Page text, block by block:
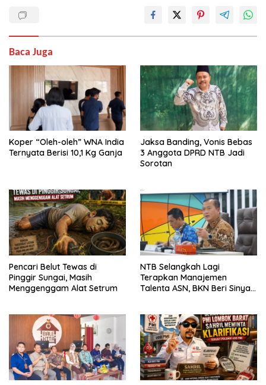
Baca Juga
Koper “Oleh-oleh” WNA India
Ternyata Berisi 10,1 Kg Ganja
Jaksa Banding, Vonis Bebas
3 Anggota DPRD NTB Jadi
Sorotan
Pencari Belut Tewas di
Pinggir Sungai, Masih
Menggenggam Alat Setrum
NTB Selangkah Lagi
Terapkan Manajemen
Talenta ASN, BKN Beri Sinyal